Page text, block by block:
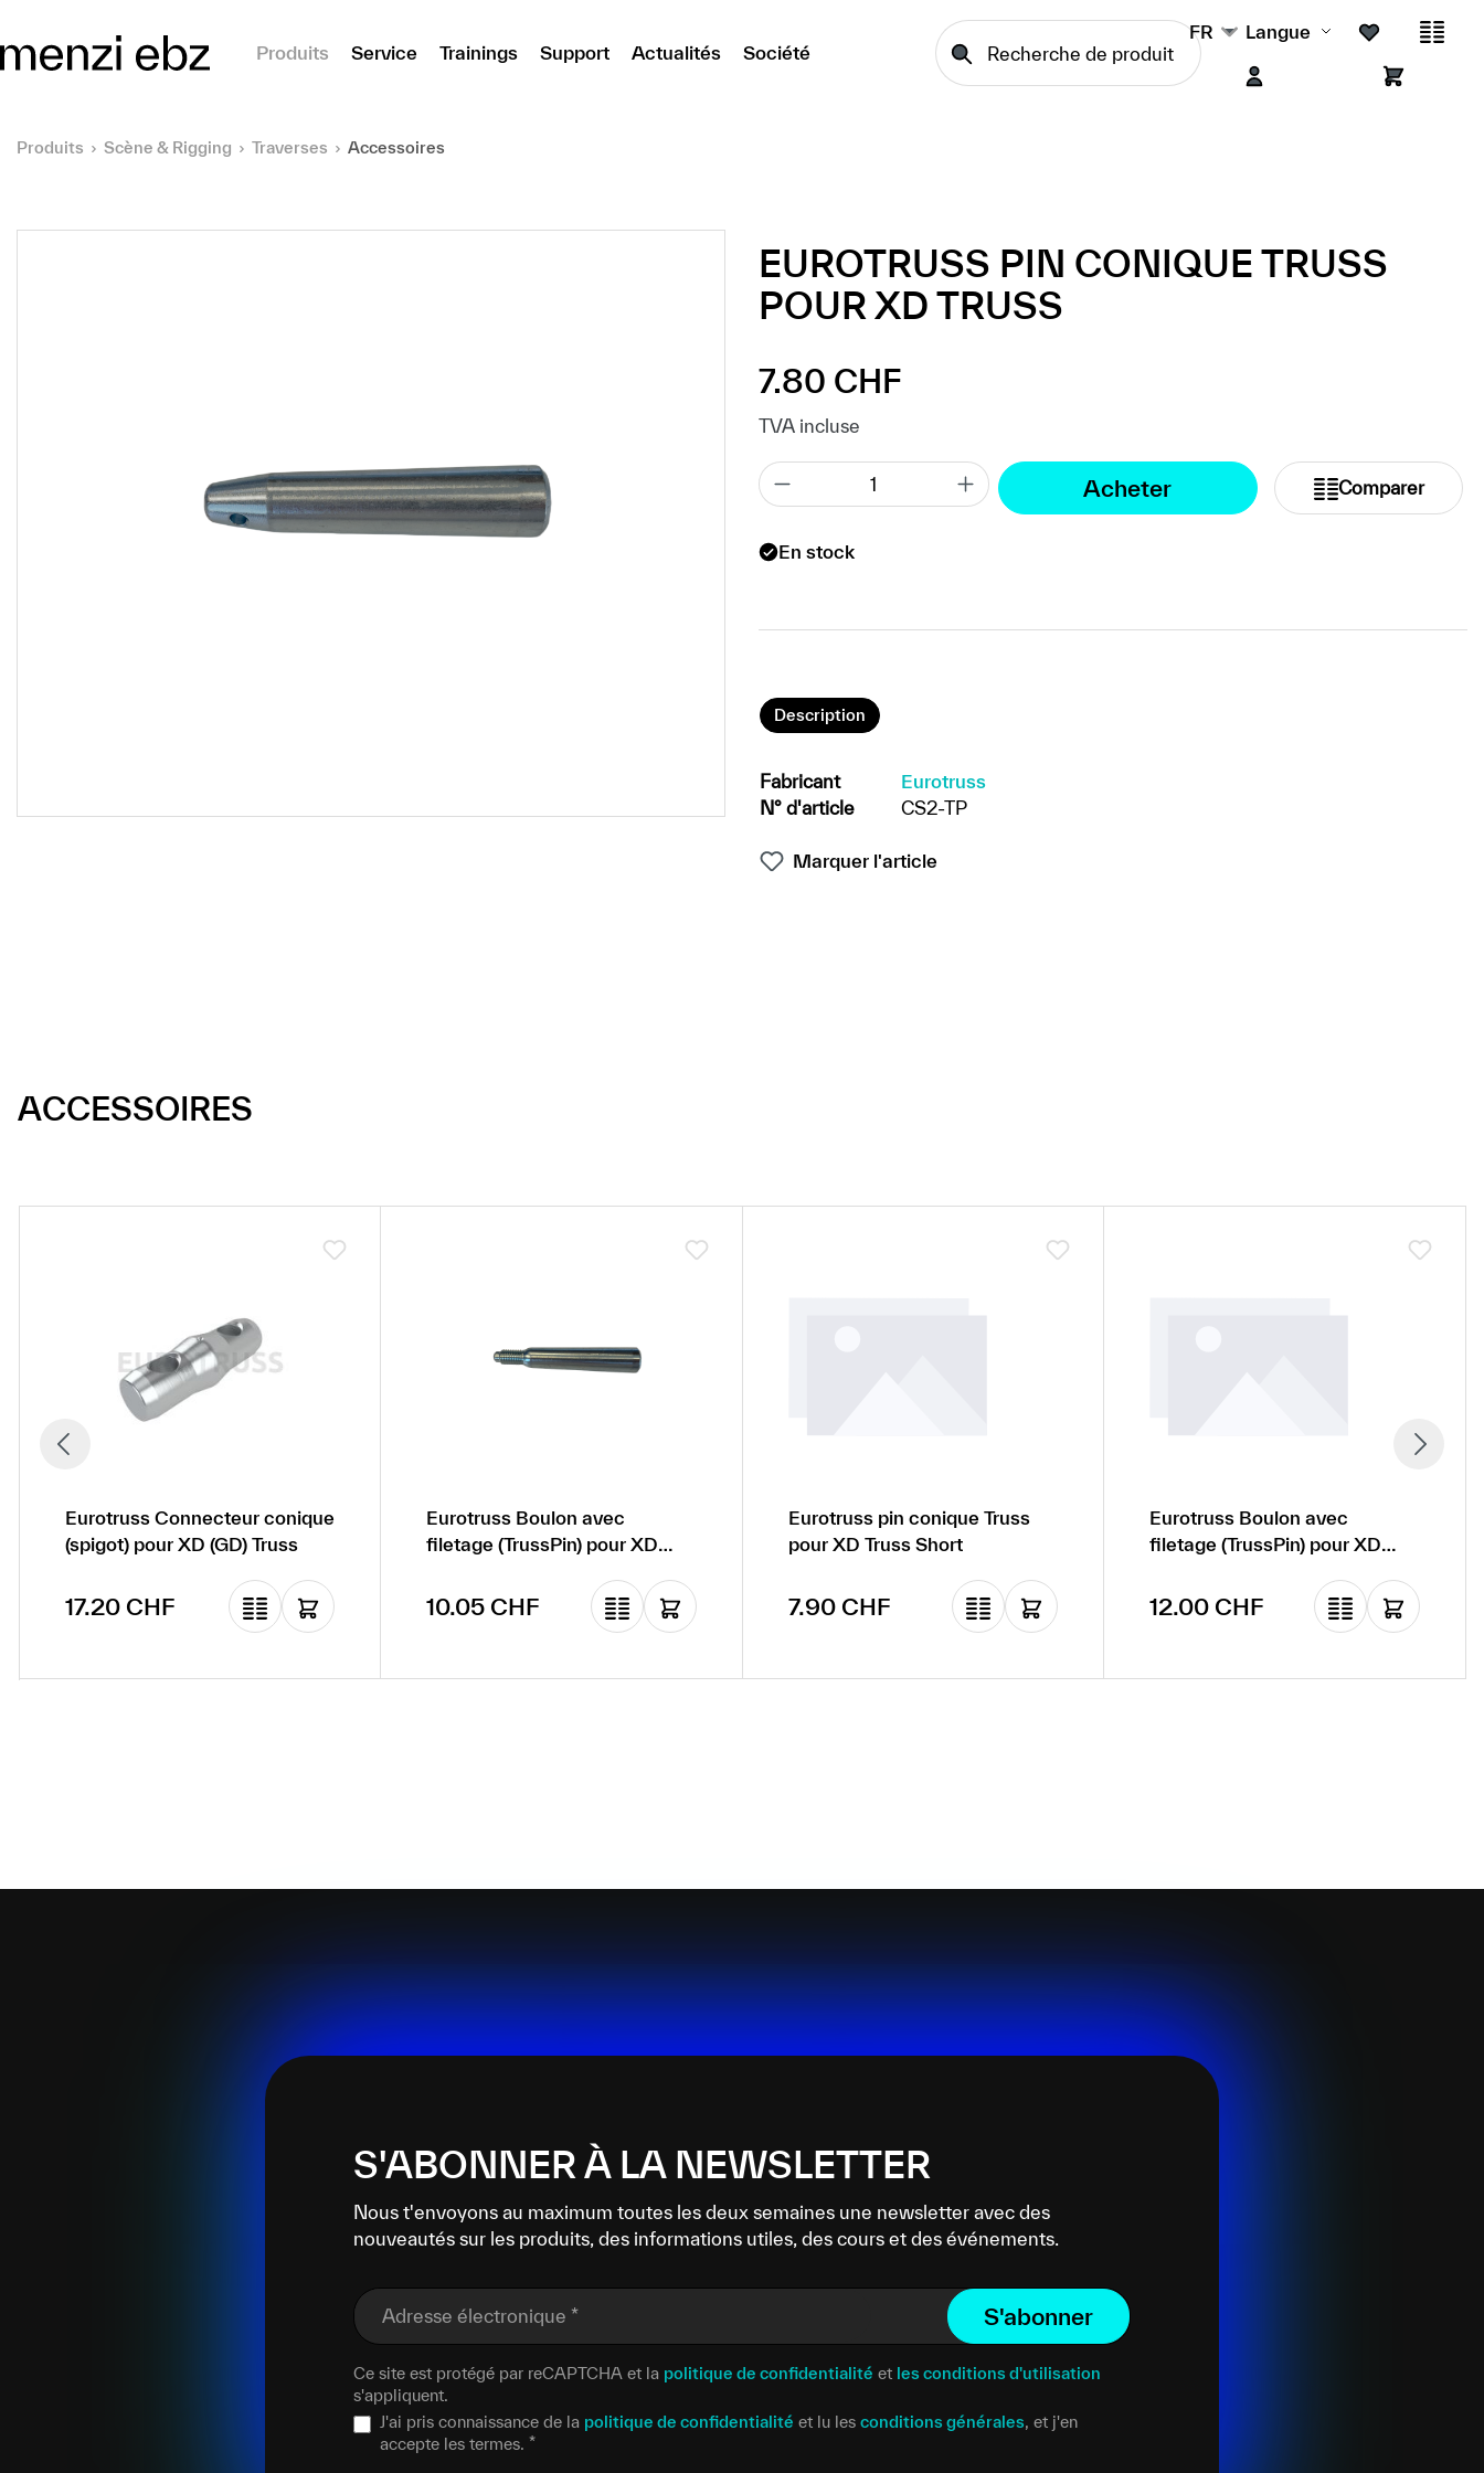
Produits
Service Trainings Support Actualités Société
FR Langue
Produits Scène & Rigging Traverses Accessoires
EUROTRUSS PIN CONIQUE TRUSS
POUR XD TRUSS
Prix régulier :
7.80 CHF
TVA incluse
Acheter Comparer
En stock
Description
Fabricant
Eurotruss
N° d'article
CS2-TP
Marquer l'article
ACCESSOIRES
Eurotruss Connecteur conique
(spigot) pour XD (GD) Truss
Prix régulier :
17.20 CHF
Eurotruss Boulon avec
filetage (TrussPin) pour XD
Prix régulier :
10.05 CHF
Eurotruss pin conique Truss
pour XD Truss Short
Prix régulier :
7.90 CHF
Eurotruss Boulon avec
filetage (TrussPin) pour XD
Prix régulier :
12.00 CHF
S'ABONNER À LA NEWSLETTER
Nous t'envoyons au maximum toutes les deux semaines une newsletter avec des
nouveautés sur les produits, des informations utiles, des cours et des événements.
Adresse électronique * S'abonner
Ce site est protégé par reCAPTCHA et la politique de confidentialité et les conditions d'utilisation
s'appliquent.
J'ai pris connaissance de la politique de confidentialité et lu les conditions générales, et j'en
accepte les termes. *